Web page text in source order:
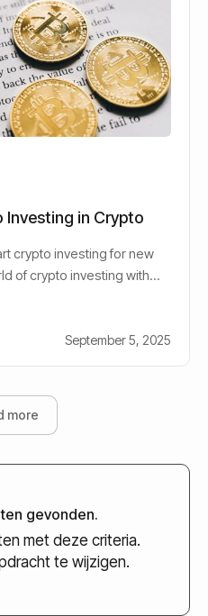
Investing in Crypto
crypto investing for new
of crypto investing with
September 5, 2025
more
gevonden.
met deze criteria.
te wijzigen.